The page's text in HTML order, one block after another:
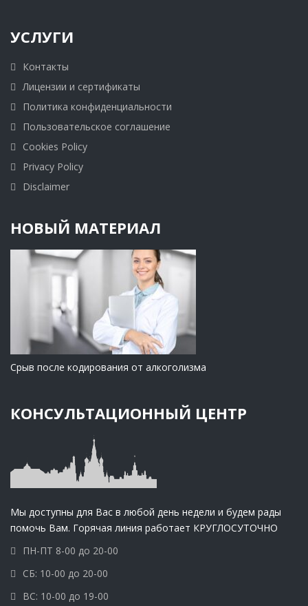
УСЛУГИ
Контакты
Лицензии и сертификаты
Политика конфиденциальности
Пользовательское соглашение
Cookies Policy
Privacy Policy
Disclaimer
НОВЫЙ МАТЕРИАЛ
Срыв после кодирования от алкоголизма
КОНСУЛЬТАЦИОННЫЙ ЦЕНТР
Мы доступны для Вас в любой день недели и будем рады
помочь Вам. Горячая линия работает КРУГЛОСУТОЧНО
ПН-ПТ 8-00 до 20-00
СБ: 10-00 до 20-00
ВС: 10-00 до 19-00